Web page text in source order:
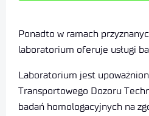
Ponadto w ramach
laboratorium oferuje usługi
Laboratorium jest
Transportowego Dozoru
badań homologacyjnych na